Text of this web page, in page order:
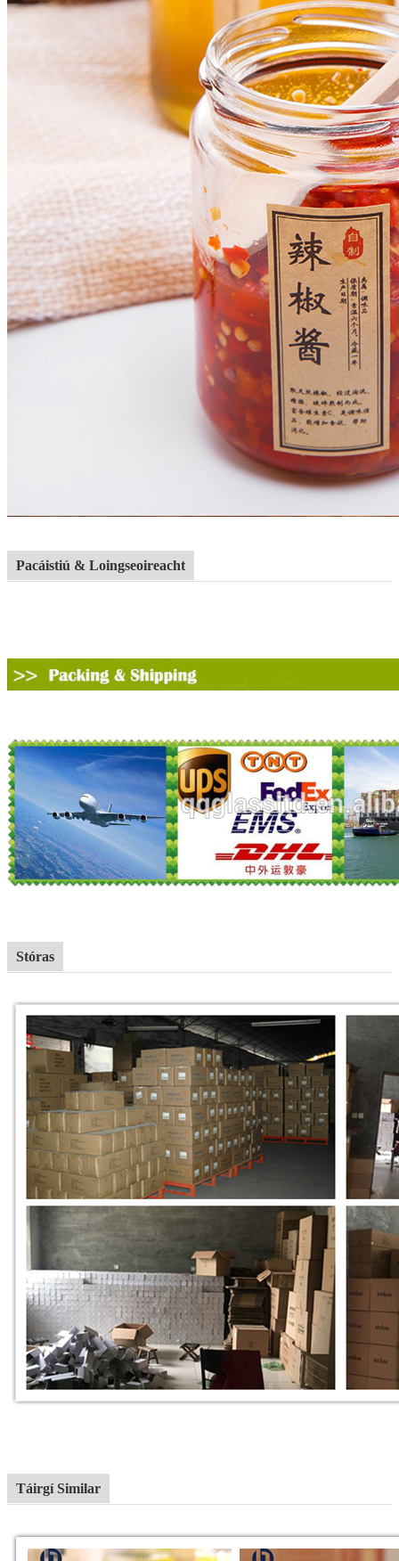
Pacáistiú & Loingseoireacht
Stóras
Táirgí Similar